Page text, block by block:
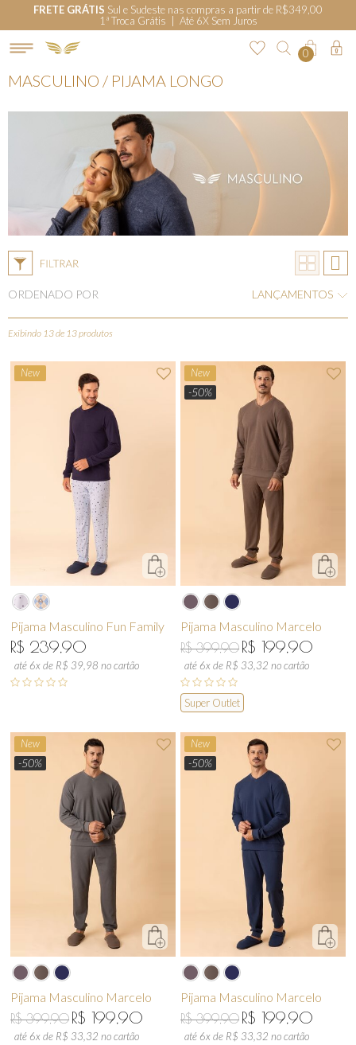
FRETE GRÁTIS Sul e Sudeste nas compras a partir de R$349,00
1ª Troca Grátis | Até 6X Sem Juros
0
MASCULINO / PIJAMA LONGO
ORDENADO POR LANÇAMENTOS
Exibindo 13 de 13 produtos
New
Pijama Masculino Fun Family
R$ 239,90
até 6x de R$ 39,98 no cartão
New
-50%
Pijama Masculino Marcelo
R$ 399,90 R$ 199,90
até 6x de R$ 33,32 no cartão
Super Outlet
New
-50%
Pijama Masculino Marcelo
R$ 399,90 R$ 199,90
até 6x de R$ 33,32 no cartão
New
-50%
Pijama Masculino Marcelo
R$ 399,90 R$ 199,90
até 6x de R$ 33,32 no cartão